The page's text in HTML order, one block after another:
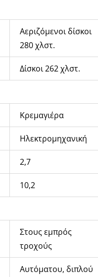
Αεριζόμενοι δίσκοι
280 χλστ.
Δίσκοι 262 χλστ.
Κρεμαγιέρα
Ηλεκτρομηχανική
2,7
10,2
Στους εμπρός
τροχούς
Αυτόματου, διπλού